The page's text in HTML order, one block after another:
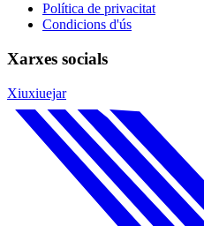
Política de privacitat
Condicions d'ús
Xarxes socials
Xiuxiuejar